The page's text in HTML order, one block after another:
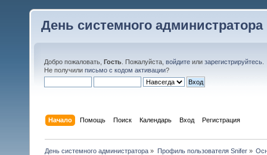
День системного администратора
Добро пожаловать, Гость . Пожалуйста, войдите или зарегистрируйтесь
Не получили письмо с кодом активации?
Начало Помощь Поиск Календарь Вход Регистрация
День системного администратора » Профиль пользователя Snifer»